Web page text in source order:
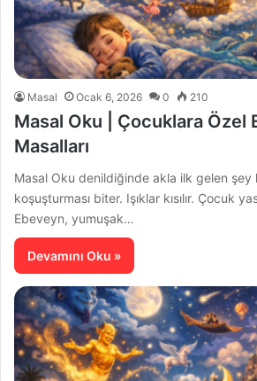
Masal Ocak 6, 2026 0 210
Masal Oku | Çocuklara Özel
Masalları
Masal Oku denildiğinde akla ilk gelen şey
koşuşturması biter. Işıklar kısılır. Çocuk
Ebeveyn, yumuşak…
Devamını Oku »